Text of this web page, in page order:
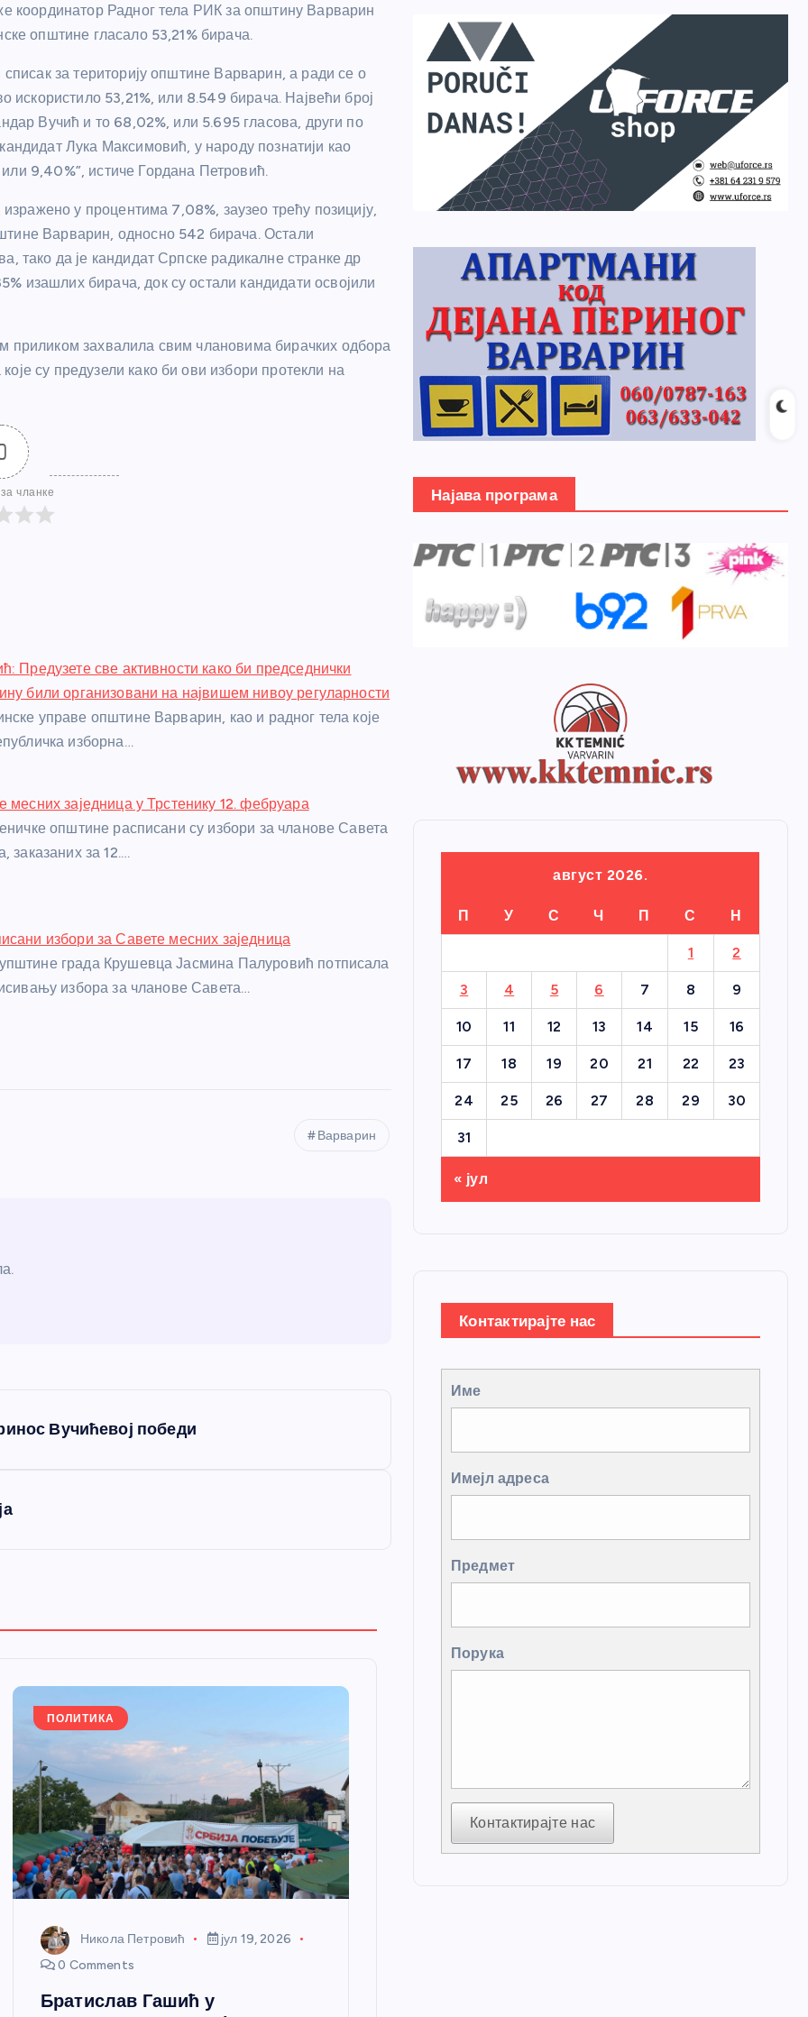
координатор Радног тела РИК за општину Варварин
општине гласало 53,21% бирача.
за територију општине Варварин, а ради се о
искористило 53,21%, или 8.549 бирача. Највећи број
Вучић и то 68,02%, или 5.695 гласова, други по
Лука Максимовић, у народу познатији као
9,40%”, истиче Гордана Петровић.
у процентима 7,08%, заузео трећу позицију,
Варварин, односно 542 бирача. Остали
тако да је кандидат Српске радикалне странке др
изашлих бирача, док су остали кандидати освојили
приликом захвалила свим члановима бирачких одбора
су предузели како би ови избори протекли на
чланке
Предузете све активности како би председнички
били организовани на највишем нивоу регуларности
управе општине Варварин, као и радног тела које
изборна…
месних заједница у Трстенику 12. фебруара
општине расписани су избори за чланове Савета
заказаних за 12.…
избори за Савете месних заједница
града Крушевца Јасмина Палуровић потписала
избора за чланове Савета…
Варварин
Вучићевој победи
ПОЛИТИКА
Никола Петровић
јул 19, 2026
0 Comments
Братислав Гашић у
Најава програма
август 2026.
П У С Ч П С Н
1 2
3 4 5 6 7 8 9
10 11 12 13 14 15 16
17 18 19 20 21 22 23
24 25 26 27 28 29 30
31
« јул
Контактирајте нас
Име
Имејл адреса
Предмет
Порука
Контактирајте нас